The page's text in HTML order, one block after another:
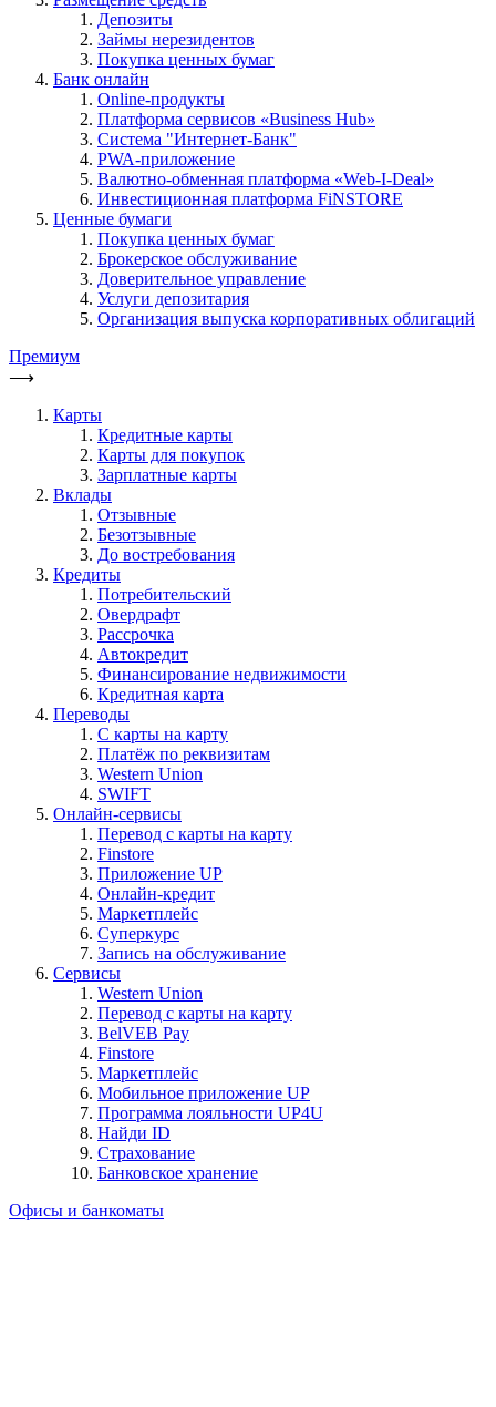
Депозиты
Займы нерезидентов
Покупка ценных бумаг
Банк онлайн
Online-продукты
Платформа сервисов «Business Hub»
Система "Интернет-Банк"
PWA-приложение
Валютно-обменная платформа «Web-I-Deal»
Инвестиционная платформа FiNSTORE
Ценные бумаги
Покупка ценных бумаг
Брокерское обслуживание
Доверительное управление
Услуги депозитария
Организация выпуска корпоративных облигаций
Премиум
⟶
Карты
Кредитные карты
Карты для покупок
Зарплатные карты
Вклады
Отзывные
Безотзывные
До востребования
Кредиты
Потребительский
Овердрафт
Рассрочка
Автокредит
Финансирование недвижимости
Кредитная карта
Переводы
С карты на карту
Платёж по реквизитам
Western Union
SWIFT
Онлайн-сервисы
Перевод с карты на карту
Finstore
Приложение UP
Онлайн-кредит
Маркетплейс
Суперкурс
Запись на обслуживание
Сервисы
Western Union
Перевод с карты на карту
BelVEB Pay
Finstore
Маркетплейс
Мобильное приложение UP
Программа лояльности UP4U
Найди ID
Страхование
Банковское хранение
Офисы и банкоматы